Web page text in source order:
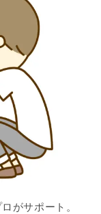
がサポート。